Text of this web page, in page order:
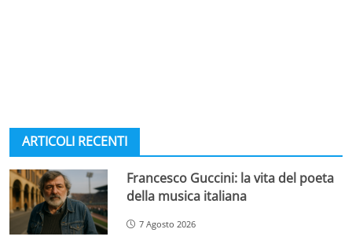
ARTICOLI RECENTI
Francesco Guccini: la vita del poeta
della musica italiana
7 Agosto 2026